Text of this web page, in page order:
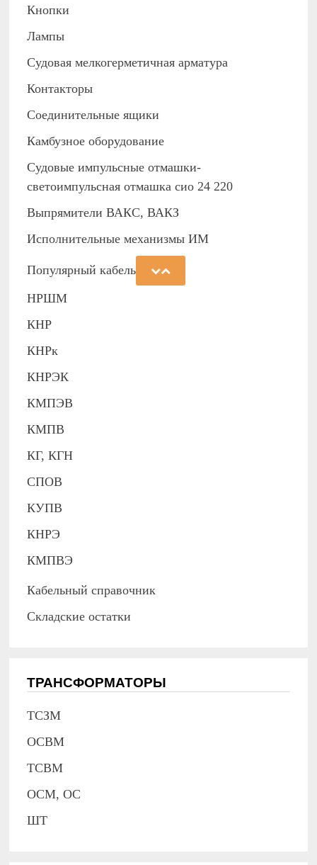
Кнопки
Лампы
Судовая мелкогерметичная арматура
Контакторы
Соединительные ящики
Камбузное оборудование
Судовые импульсные отмашки-
светоимпульсная отмашка сио 24 220
Выпрямители ВАКС, ВАКЗ
Исполнительные механизмы ИМ
Популярный кабель
НРШМ
КНР
КНРк
КНРЭК
КМПЭВ
КМПВ
КГ, КГН
СПОВ
КУПВ
КНРЭ
КМПВЭ
Кабельный справочник
Складские остатки
ТРАНСФОРМАТОРЫ
ТСЗМ
ОСВМ
ТСВМ
ОСМ, ОС
ШТ